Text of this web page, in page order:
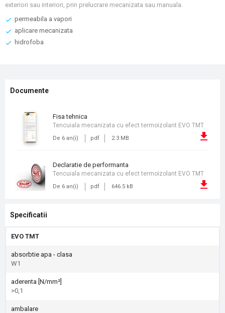
exteriori sau interiori, prin prelucrare mecanizata sau manuala.
permeabila a vapori
aplicare mecanizata
hidrofoba
Documente
fisa tehnica
De 6 an(i) pdf 2.3 MB
Tencuiala mecanizata cu efect termoizolant EVO TMT
declaratie de performanta
De 6 an(i) pdf 646.5 kB
Tencuiala mecanizata cu efect termoizolant EVO TMT
Specificatii
EVO TMT
absorbtie apa - clasa
W1
aderenta [N/mm²]
>0,1
ambalare